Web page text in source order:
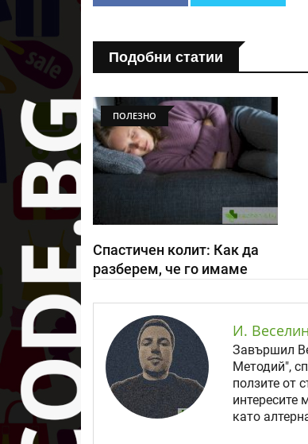
Подобни статии
ПОЛЕЗНО
Спастичен колит: Как да
разберем, че го имаме
И.
Завършил
Методий",
ползите от
интересите
като